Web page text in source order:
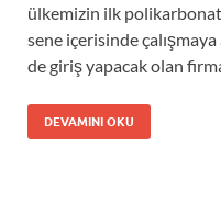
ülkemizin ilk
sene içerisinde
de giriş yapacak olan
DEVAMINI OKU